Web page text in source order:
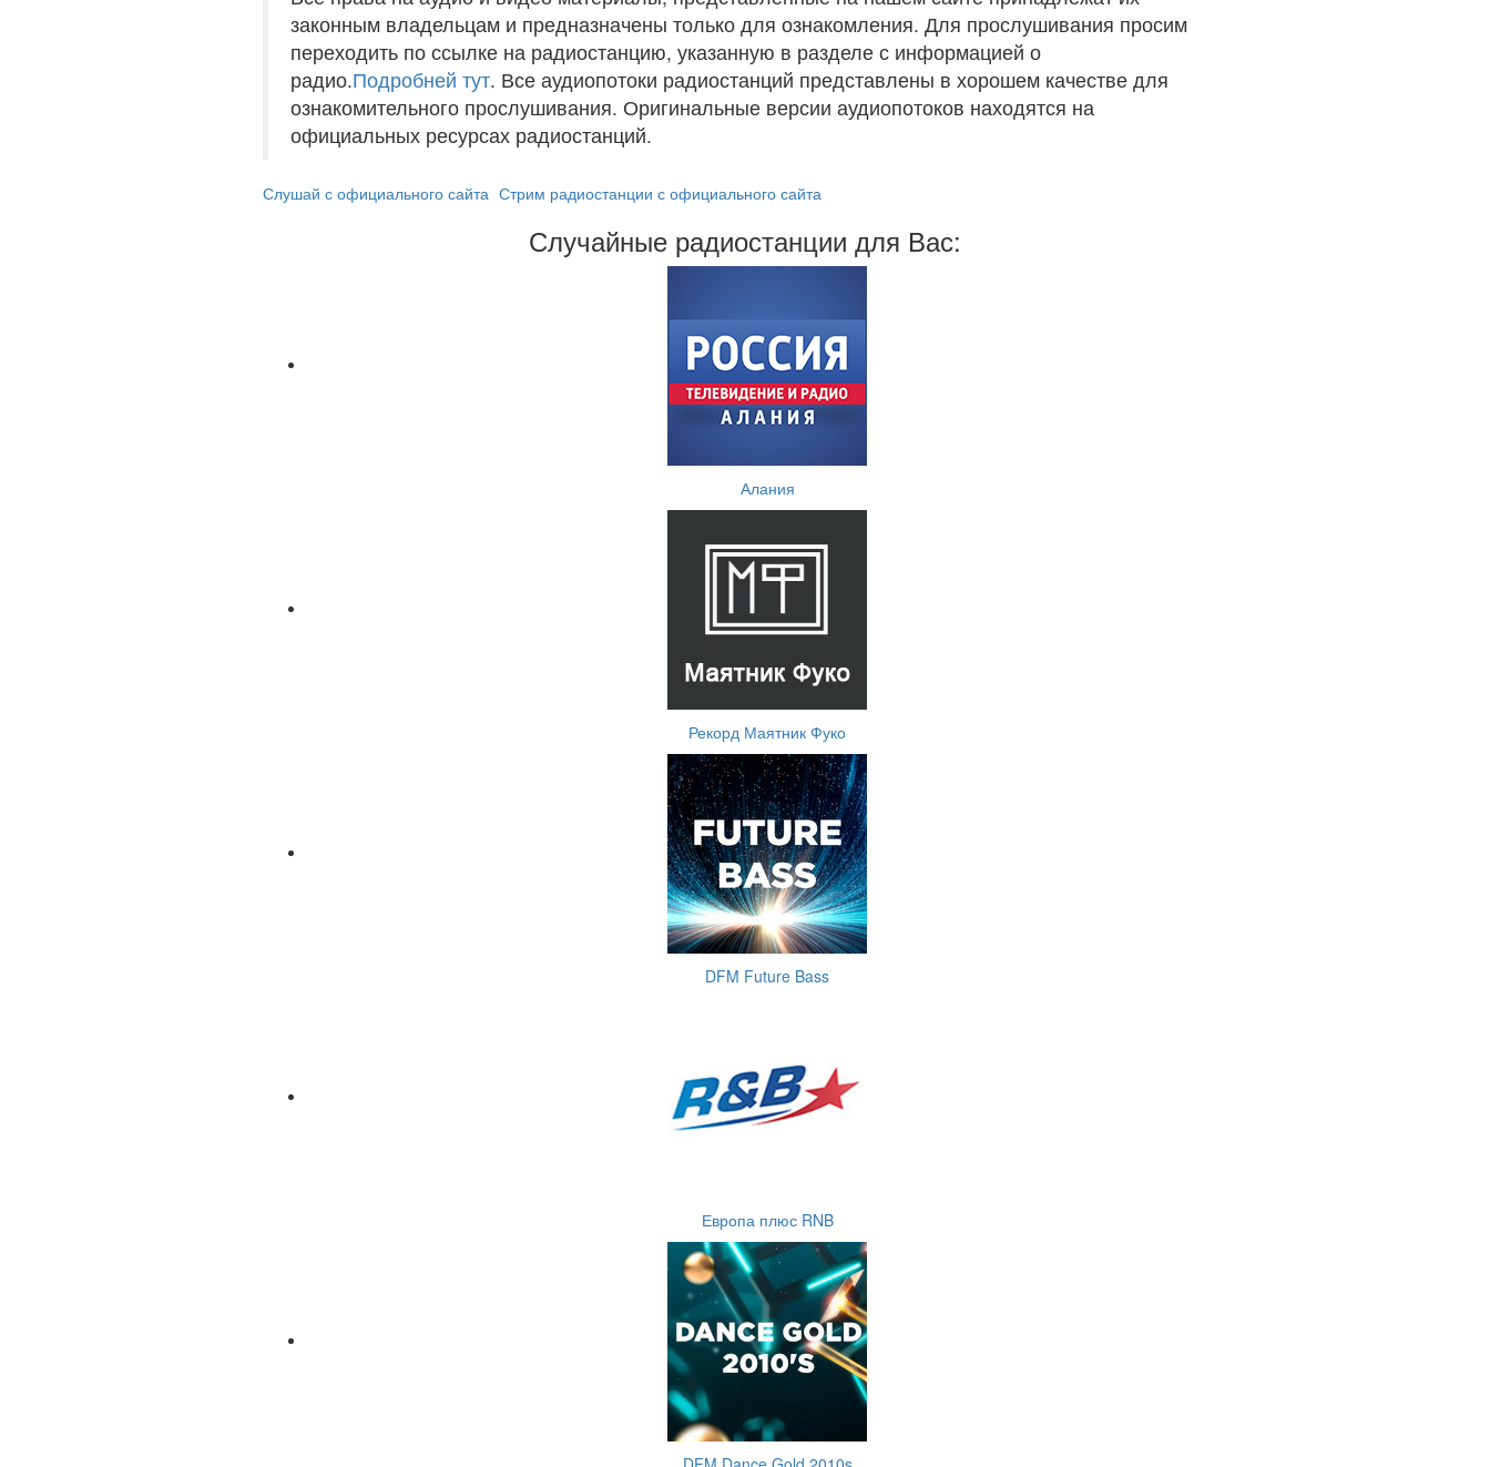
законным владельцам и предназначены только для ознакомления. Для прослушивания просим
переходить по ссылке на радиостанцию, указанную в разделе с информацией о
радио.Подробней тут. Все аудиопотоки радиостанций представлены в хорошем качестве для
ознакомительного прослушивания. Оригинальные версии аудиопотоков находятся на
официальных ресурсах радиостанций.
Слушай с официального сайта Стрим радиостанции с официального сайта
Случайные радиостанции для Вас:
Алания
Рекорд Маятник Фуко
DFM Future Bass
Европа плюс RNB